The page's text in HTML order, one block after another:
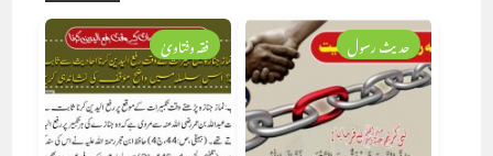
فقہ وفتاویٰ حدیث رسول